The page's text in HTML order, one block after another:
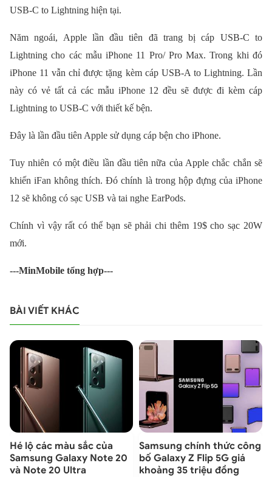
USB-C to Lightning hiện tại.
Năm ngoái, Apple lần đầu tiên đã trang bị cáp USB-C to
Lightning cho các mẫu iPhone 11 Pro/ Pro Max. Trong khi đó
iPhone 11 vẫn chỉ được tặng kèm cáp USB-A to Lightning. Lần
này có vẻ tất cả các mẫu iPhone 12 đều sẽ được đi kèm cáp
Lightning to USB-C với thiết kế bện.
Đây là lần đầu tiên Apple sử dụng cáp bện cho iPhone.
Tuy nhiên có một điều lần đầu tiên nữa của Apple chắc chắn sẽ
khiến iFan không thích. Đó chính là trong hộp đựng của iPhone
12 sẽ không có sạc USB và tai nghe EarPods.
Chính vì vậy rất có thể bạn sẽ phải chi thêm 19$ cho sạc 20W
mới.
---MinMobile tổng hợp---
BÀI VIẾT KHÁC
Hé lộ các màu sắc của
Samsung Galaxy Note 20
và Note 20 Ultra
Samsung chính thức công
bố Galaxy Z Flip 5G giá
khoảng 35 triệu đồng